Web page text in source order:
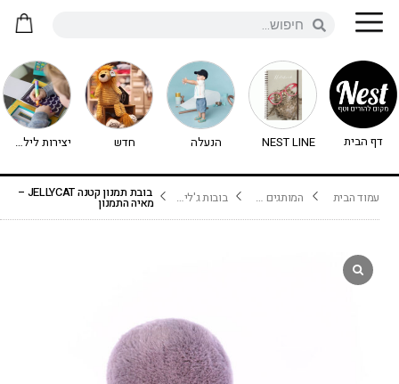
דף הבית NEST LINE הנעלה חדש יצירות לילדים - יצירה לילדים
עמוד הבית המותגים שלנו בובות ג'ליקט Jellycat בובת תמנון קטנה JELLYCAT –
מאיה התמנון